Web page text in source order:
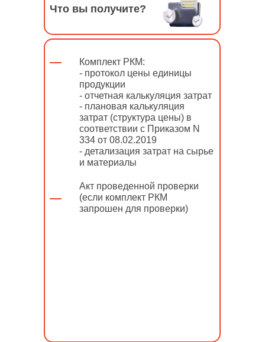
Что вы получите?
Комплект РКМ:
Акт проведенной проверки
(если комплект РКМ
запрошен для проверки)
- протокол цены единицы
продукции
- плановая калькуляция
затрат (структура цены) в
соответствии с Приказом N
334 от 08.02.2019
- отчетная калькуляция затрат
- детализация затрат на сырье
и материалы